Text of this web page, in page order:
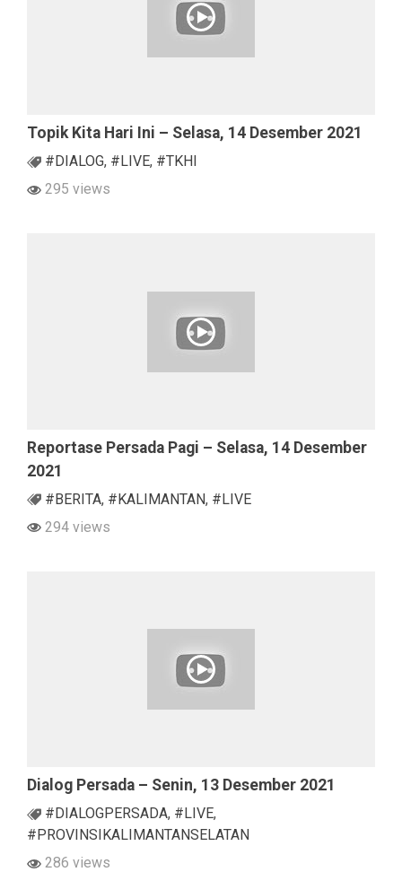
Topik Kita Hari Ini – Selasa, 14 Desember 2021
#DIALOG, #LIVE, #TKHI
295 views
Reportase Persada Pagi – Selasa, 14 Desember
2021
#BERITA, #KALIMANTAN, #LIVE
294 views
Dialog Persada – Senin, 13 Desember 2021
#DIALOGPERSADA, #LIVE,
#PROVINSIKALIMANTANSELATAN
286 views